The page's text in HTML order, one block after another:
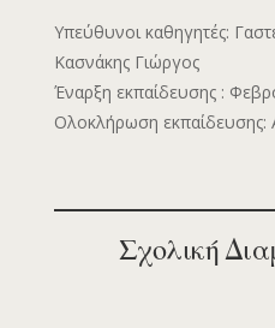
Υπεύθυνοι καθηγητές:
Κασνάκης Γιώργος
Έναρξη εκπαίδευσης :
Ολοκλήρωση εκπαίδευσης:
Σχολική